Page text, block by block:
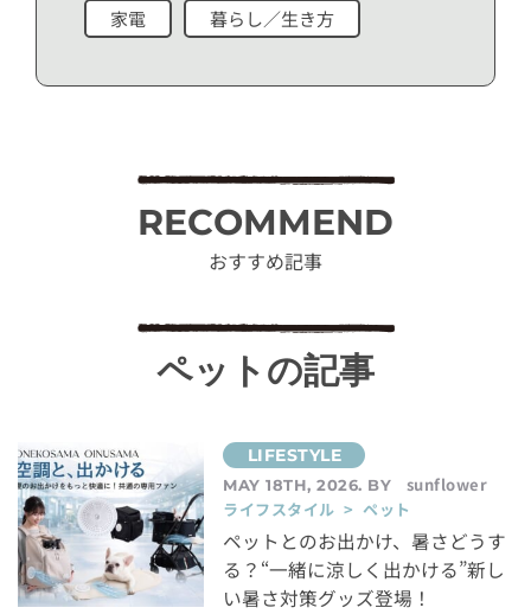
家電 暮らし／生き方
RECOMMEND
おすすめ記事
ペットの記事
MAY 18TH, 2026. BY
sunflower
ライフスタイル > ペット
ペットとのお出かけ、暑さどうす
る？“一緒に涼しく出かける”新し
い暑さ対策グッズ登場！